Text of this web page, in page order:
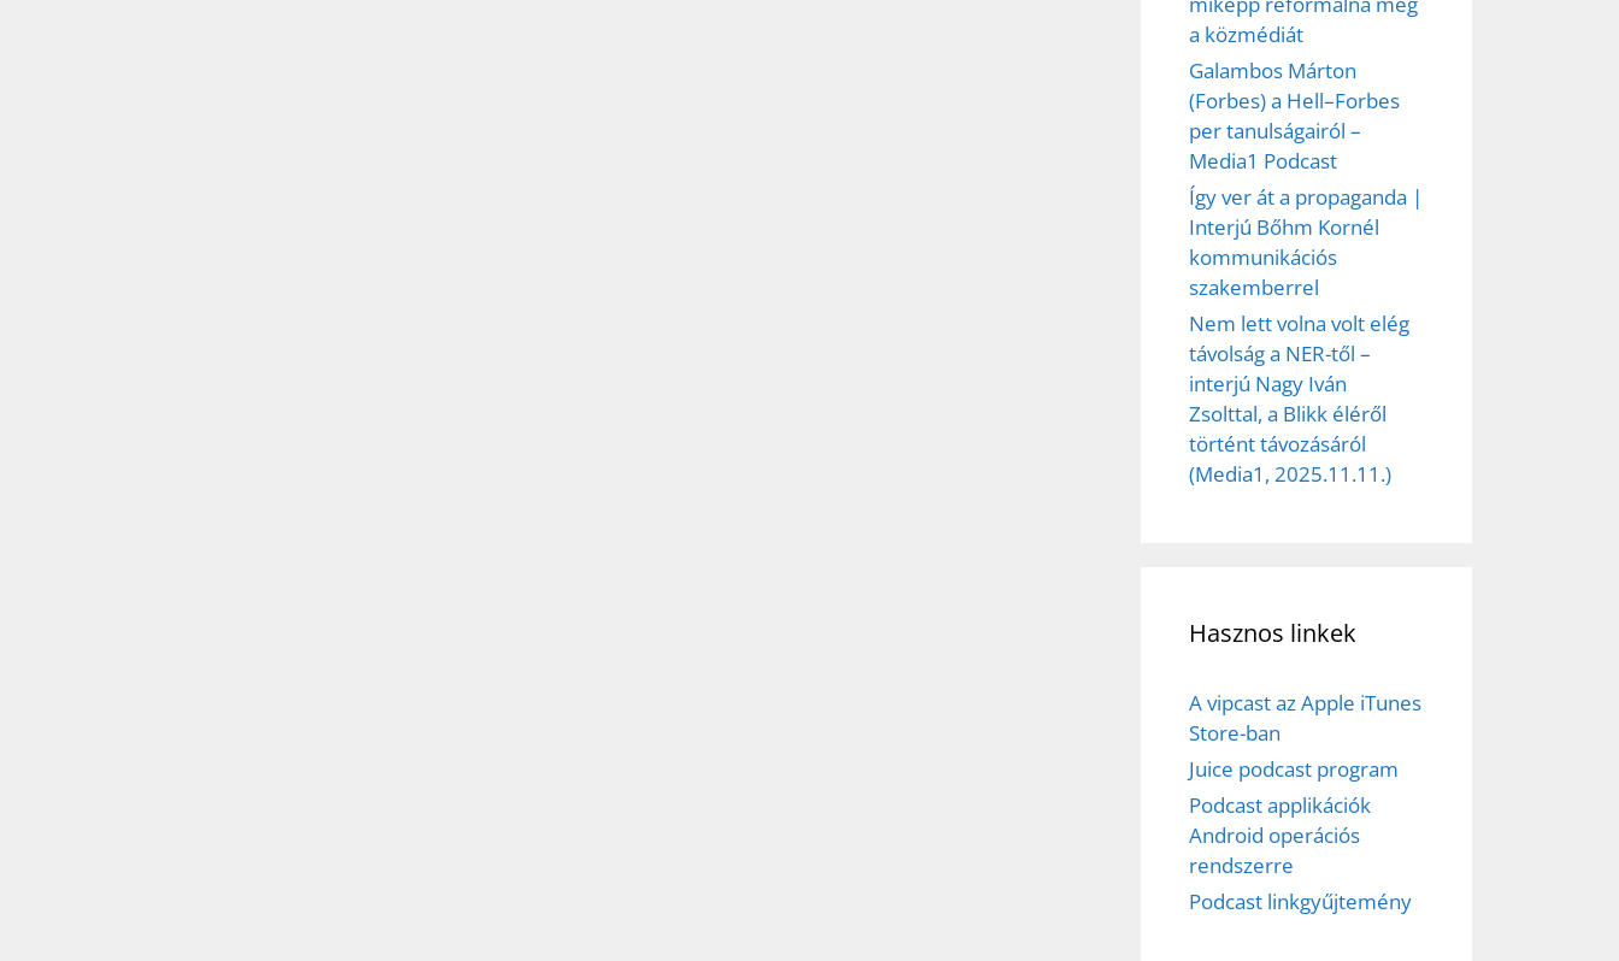
a közmédiát
Galambos Márton
(Forbes) a Hell–Forbes
per tanulságairól –
Media1 Podcast
Így ver át a propaganda |
Interjú Bőhm Kornél
kommunikációs
szakemberrel
Nem lett volna volt elég
távolság a NER-től –
interjú Nagy Iván
Zsolttal, a Blikk éléről
történt távozásáról
(Media1, 2025.11.11.)
Hasznos linkek
A vipcast az Apple iTunes
Store-ban
Juice podcast program
Podcast applikációk
Android operációs
rendszerre
Podcast linkgyűjtemény